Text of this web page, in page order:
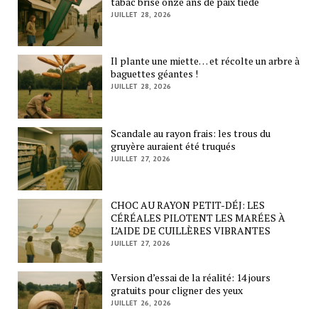
JUILLET 28, 2026
Il plante une miette… et récolte un arbre à
baguettes géantes !
JUILLET 28, 2026
Scandale au rayon frais: les trous du
gruyère auraient été truqués
JUILLET 27, 2026
CHOC AU RAYON PETIT-DÉJ: LES
CÉRÉALES PILOTENT LES MARÉES À
L’AIDE DE CUILLÈRES VIBRANTES
JUILLET 27, 2026
Version d’essai de la réalité: 14 jours
gratuits pour cligner des yeux
JUILLET 26, 2026